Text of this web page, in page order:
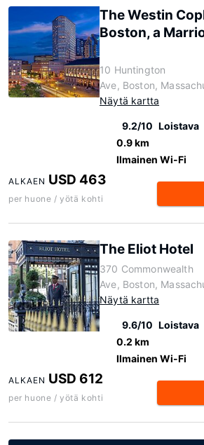
The Westin
Boston, a
10 Huntington
Ave, Boston,
Näytä kartta
9.2/10 Loistava
0.9 km
Ilmainen Wi-Fi
ALKAEN USD 463
per huone / yötä kohti
The Eliot Hotel
370 Commonwealth
Ave, Boston,
Näytä kartta
9.6/10 Loistava
0.2 km
Ilmainen Wi-Fi
ALKAEN USD 612
per huone / yötä kohti